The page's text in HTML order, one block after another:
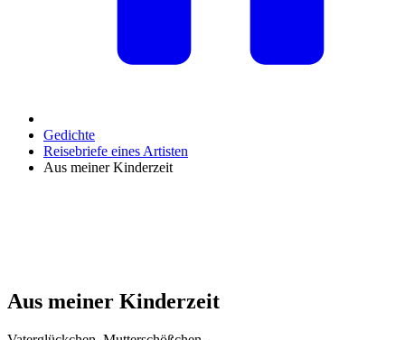
Gedichte
Reisebriefe eines Artisten
Aus meiner Kinderzeit
Aus meiner Kinderzeit